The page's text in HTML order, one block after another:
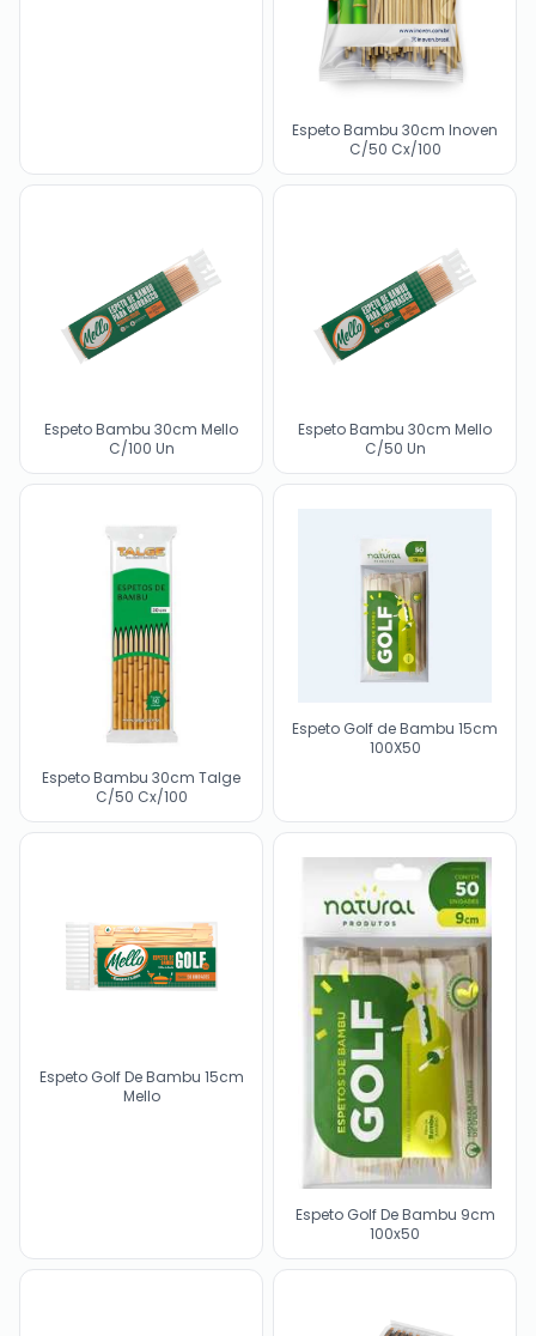
Espeto Bambu 30cm Inoven
C/50 Cx/100
Espeto Bambu 30cm Mello
C/100 Un
Espeto Bambu 30cm Mello
C/50 Un
Espeto Bambu 30cm Talge
C/50 Cx/100
Espeto Golf de Bambu 15cm
100X50
Espeto Golf De Bambu 15cm
Mello
Espeto Golf De Bambu 9cm
100x50